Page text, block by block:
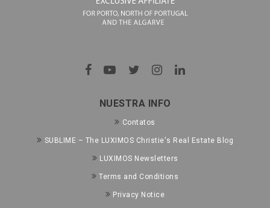
NUESTRA INFO
Contatos
SUBLIME – The LUXIMOS Christie's Real Estate Blog
LUXIMOS Newsletters
Terms and Conditions
Privacy Notice